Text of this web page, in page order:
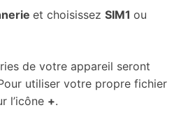
et choisissez SIM1 ou
de votre appareil seront
utiliser votre propre fichier
l’icône +.